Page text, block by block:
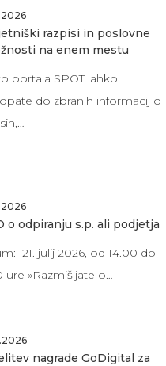
razpisi in poslovne
na enem mestu
portala SPOT lahko
do zbranih informacij o
o odpiranju s.p. ali podjetja
21. julij 2026, od 14.00 do
ure »Razmišljate o…
nagrade GoDigital za